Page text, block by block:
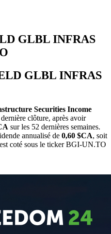
GLBL INFRAS
GLBL INFRAS
Securities Income
clôture, après avoir
sur les 52 dernières semaines.
annualisé de 0,60 $CA, soit
coté sous le tickerBGI-UN.TO